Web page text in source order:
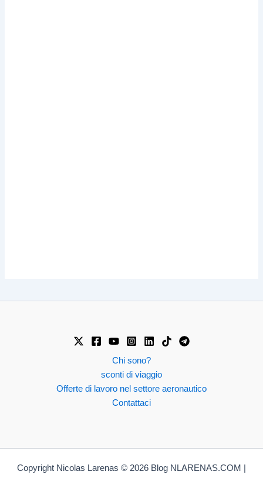
Chi sono?
sconti di viaggio
Offerte di lavoro nel settore aeronautico
Contattaci
Copyright Nicolas Larenas © 2026 Blog NLARENAS.COM |